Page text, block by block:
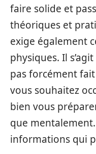
faire solide et
théoriques et
exige également
physiques. Il
pas forcément
vous souhaitez
bien vous
que
informations qui